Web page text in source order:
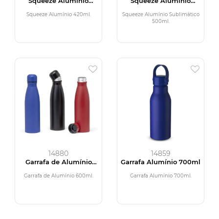
Squeeze Alumínio 420ml.
Squeeze Alumínio Sublimático
500ml.
14880
Garrafa de Alumínio
Garrafa de Alumínio 600ml.
14859
Garrafa Alumínio 700ml
Garrafa Alumínio 700ml.